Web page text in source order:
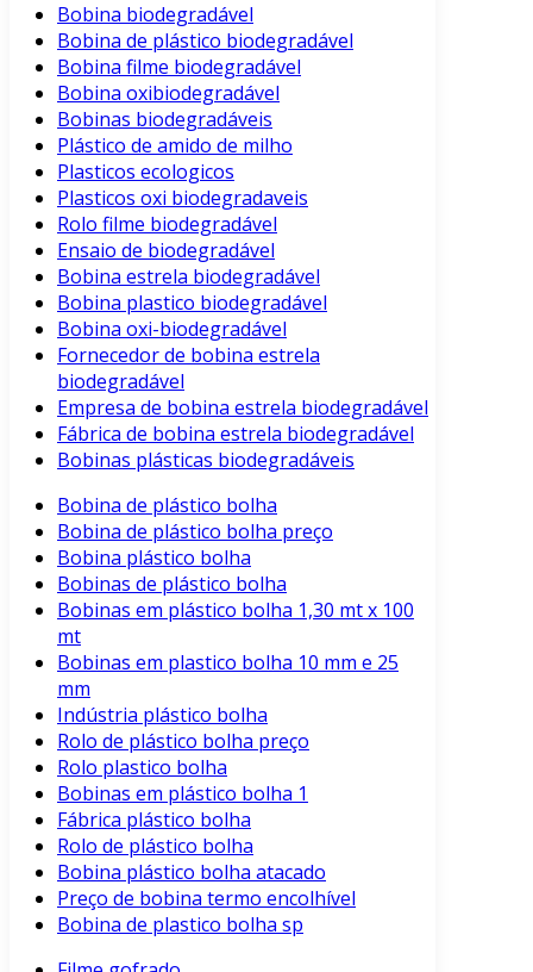
Bobina biodegradável
Bobina de plástico biodegradável
Bobina filme biodegradável
Bobina oxibiodegradável
Bobinas biodegradáveis
Plástico de amido de milho
Plasticos ecologicos
Plasticos oxi biodegradaveis
Rolo filme biodegradável
Ensaio de biodegradável
Bobina estrela biodegradável
Bobina plastico biodegradável
Bobina oxi-biodegradável
Fornecedor de bobina estrela
biodegradável
Empresa de bobina estrela biodegradável
Fábrica de bobina estrela biodegradável
Bobinas plásticas biodegradáveis
Bobina de plástico bolha
Bobina de plástico bolha preço
Bobina plástico bolha
Bobinas de plástico bolha
Bobinas em plástico bolha 1,30 mt x 100
mt
Bobinas em plastico bolha 10 mm e 25
mm
Indústria plástico bolha
Rolo de plástico bolha preço
Rolo plastico bolha
Bobinas em plástico bolha 1
Fábrica plástico bolha
Rolo de plástico bolha
Bobina plástico bolha atacado
Preço de bobina termo encolhível
Bobina de plastico bolha sp